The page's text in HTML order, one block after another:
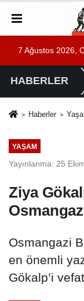
7 Ağustos 2026,
HABERLER
Haberler
YAŞAM
Yayınlanma: 25
Ziya
Osmangazi
en önemli
Gökalp’i